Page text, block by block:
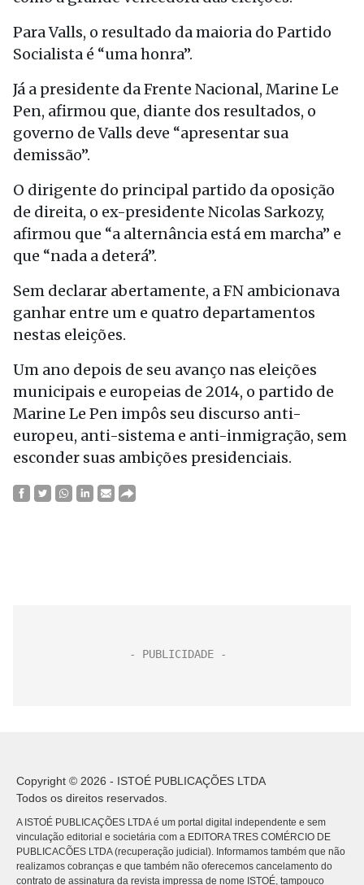
Para Valls, o resultado da maioria do Partido
Socialista é “uma honra”.
Já a presidente da Frente Nacional, Marine Le
Pen, afirmou que, diante dos resultados, o
governo de Valls deve “apresentar sua
demissão”.
O dirigente do principal partido da oposição
de direita, o ex-presidente Nicolas Sarkozy,
afirmou que “a alternância está em marcha” e
que “nada a deterá”.
Sem declarar abertamente, a FN ambicionava
ganhar entre um e quatro departamentos
nestas eleições.
Um ano depois de seu avanço nas eleições
municipais e europeias de 2014, o partido de
Marine Le Pen impôs seu discurso anti-
europeu, anti-sistema e anti-inmigração, sem
esconder suas ambições presidenciais.
Copyright © 2026 - ISTOÉ PUBLICAÇÕES LTDA
Todos os direitos reservados.
A ISTOÉ PUBLICAÇÕES LTDA é um portal digital independente e sem
vinculação editorial e societária com a EDITORA TRES COMÉRCIO DE
PUBLICACÕES LTDA (recuperação judicial). Informamos também que não
realizamos cobranças e que também não oferecemos cancelamento do
contrato de assinatura da revista impressa de nome ISTOÉ, tampouco